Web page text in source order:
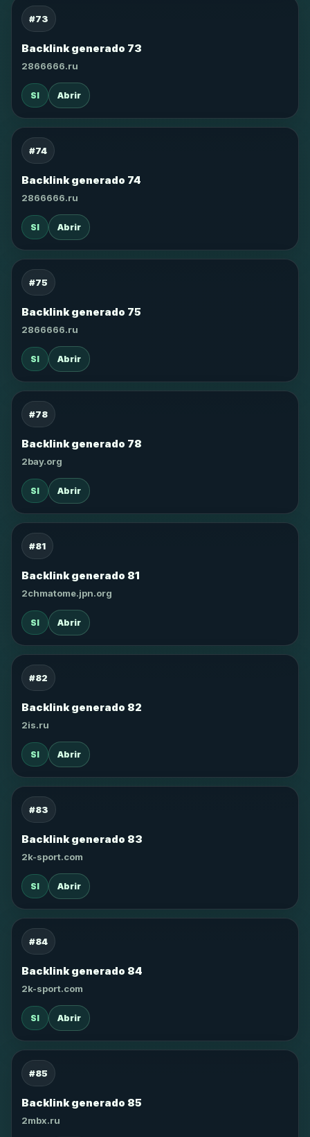
#73
Backlink generado 73
2866666.ru
SI Abrir
#74
Backlink generado 74
2866666.ru
SI Abrir
#75
Backlink generado 75
2866666.ru
SI Abrir
#78
Backlink generado 78
2bay.org
SI Abrir
#81
Backlink generado 81
2chmatome.jpn.org
SI Abrir
#82
Backlink generado 82
2is.ru
SI Abrir
#83
Backlink generado 83
2k-sport.com
SI Abrir
#84
Backlink generado 84
2k-sport.com
SI Abrir
#85
Backlink generado 85
2mbx.ru